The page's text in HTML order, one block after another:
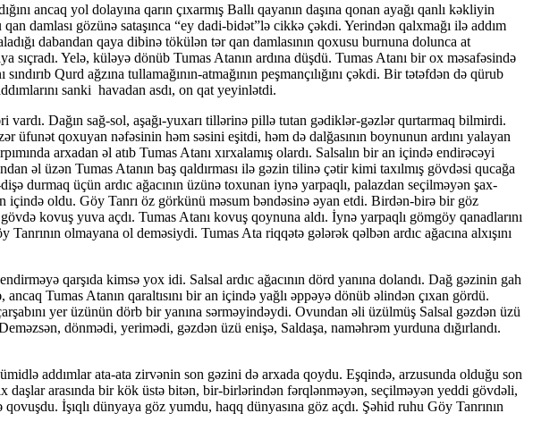
ancaq yol dolayına qarın çıxarmış Ballı qayanın daşına qonan ayağı qanlı kəkliyin
damlası gözünə sataşınca “ey dadi-bidət”lə cikkə çəkdi. Yerindən qalxmağı ilə addım
dabandan qaya dibinə tökülən tər qan damlasının qoxusu burnuna dolunca at
Yelə, küləyə dönüb Tumas Atanın ardına düşdü. Tumas Atanı bir ox məsafəsində
Qurd ağzına tullamağının-atmağının peşmançılığını çəkdi. Bir tətəfdən də qürub
sanki havadan asdı, on qat yeyinlətdi.
vardı. Dağın sağ-sol, aşağı-yuxarı tillərinə pillə tutan gədiklər-gəzlər qurtarmaq bilmirdi.
üfunət qoxuyan nəfəsinin həm səsini eşitdi, həm də dalğasının boynunun ardını yalayan
arxadan əl atıb Tumas Atanı xırxalamış olardı. Salsalın bir an içində endirəcəyi
əl üzən Tumas Atanın baş qaldırması ilə gəzin tilinə çətir kimi taxıl­mış gövdəsi qucağa
durmaq üçün ardıc ağacının üzünə toxunan iynə yarpaqlı, palazdan seçilməyən şax-
içində oldu. Göy Tanrı öz görkünü mə­sum bən­də­sinə əyan etdi. Birdən-birə bir göz
kovuş yuva açdı. Tu­mas Atanı kovuş qoynuna aldı. İynə yarpaqlı gömgöy qanadlarını
olmayana ol deməsiydi. Tumas Ata riqqətə gələrək qəlbən ardıc ağacına al­xı­şını
qarşıda kimsə yox idi. Salsal ardıc ağacının dörd ya­nı­na dolandı. Dağ gəzinin gah
Tumas Atanın qaraltısını bir an için­də yağ­lı əppəyə dönüb əlindən çıxan gördü.
yer üzünün dörb bir ya­nı­na sərməyindəydi. Ovundan əli üzülmüş Salsal gəzdən üzü
dönmədi, yerimədi, gəzdən üzü enişə, Saldaşa, naməhrəm yurduna dığır­lan­dı.
addımlar ata-ata zirvənin son gəzini də arxada qoydu. Eş­qin­də, arzusunda olduğu son
daşlar arasında bir kök üstə bitən, bir-bir­lə­rin­dən fərqlənməyən, seçilməyən yeddi gövdəli,
İşıqlı dünyaya göz yumdu, haqq dünyasına göz açdı. Şəhid ruhu Göy Tanrının